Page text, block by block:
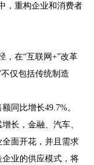
，重构企业和消费者
，在“互联网+”改革
仅包括传统制造
同比增长49.7%。
长，金融、汽车、
面开花，并且需求
业的供应模式，将